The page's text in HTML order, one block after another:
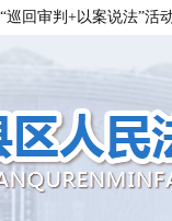
回审判+以案说法”活